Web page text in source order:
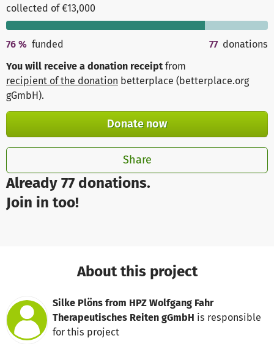
Already 77 donations.
Join in too!
collected of €13,000
76 % funded 77 donations
You will receive a donation receipt from
recipient of the donation betterplace (betterplace.org
gGmbH).
Donate now
Share
About this project
Silke Plöns from HPZ Wolfgang Fahr
Therapeutisches Reiten gGmbH is responsible
for this project